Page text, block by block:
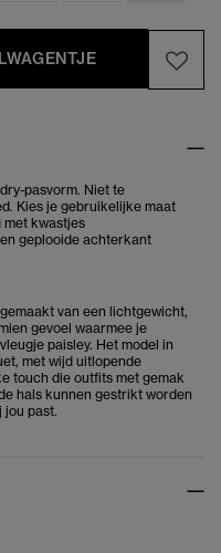
pasvorm. Niet te
Kies je gebruikelijke maat
met kwastjes
geplooide achterkant
van een lichtgewicht,
gevoel waarmee je
paisley. Het model in
met wijd uitlopende
touch die outfits met gemak
hals kunnen gestrikt worden
jou past.